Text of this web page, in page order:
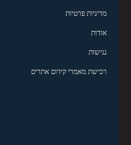
מדיניות פרטיות
אודות
נגישות
רכישת מאמרי קידום אתרים